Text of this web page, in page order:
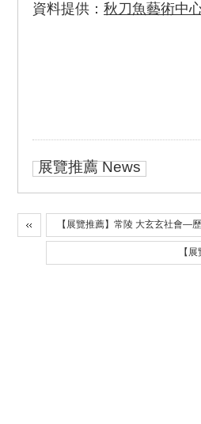
資料提供： 秋刀魚藝術中
展覽推薦 News
【展覽推薦】常陵 大玄玄社會—
【